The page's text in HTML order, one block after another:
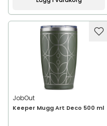
JobOut
Keeper Mugg Art Deco 500 ml